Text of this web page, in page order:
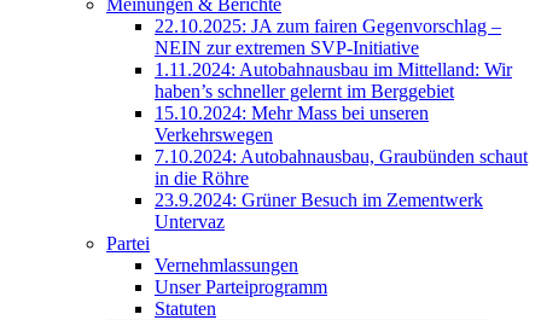
Meinungen & Berichte
22.10.2025: JA zum fairen Gegenvorschlag –
NEIN zur extremen SVP-Initiative
1.11.2024: Autobahnausbau im Mittelland: Wir
haben’s schneller gelernt im Berggebiet
15.10.2024: Mehr Mass bei unseren
Verkehrswegen
7.10.2024: Autobahnausbau, Graubünden schaut
in die Röhre
23.9.2024: Grüner Besuch im Zementwerk
Untervaz
Partei
Vernehmlassungen
Unser Parteiprogramm
Statuten